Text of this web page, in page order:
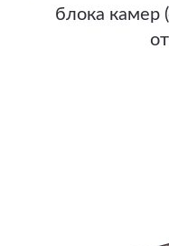
блока камер